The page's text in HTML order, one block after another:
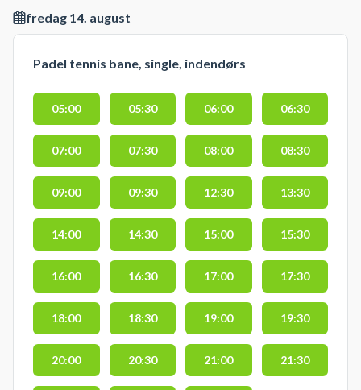
fredag 14. august
Padel tennis bane, single, indendørs
05:00 05:30 06:00 06:30
07:00 07:30 08:00 08:30
09:00 09:30 12:30 13:30
14:00 14:30 15:00 15:30
16:00 16:30 17:00 17:30
18:00 18:30 19:00 19:30
20:00 20:30 21:00 21:30